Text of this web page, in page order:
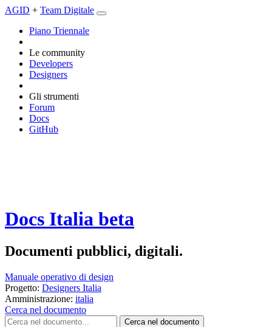
AGID + Team Digitale
Piano Triennale
Le community
Developers
Designers
Gli strumenti
Forum
Docs
GitHub
Docs Italia beta
Documenti pubblici, digitali.
Manuale operativo di design
Progetto: Designers Italia
Amministrazione: italia
Cerca nel documento
Cerca nel documento